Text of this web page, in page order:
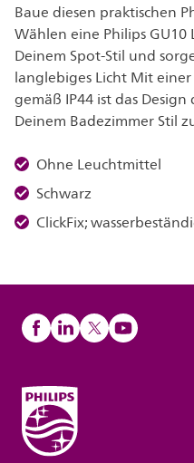
Baue diesen praktischen
Wählen eine Philips GU10
Deinem Spot-Stil und
langlebiges Licht Mit
gemäß IP44 ist das
Deinem Badezimmer Stil
Ohne Leuchtmittel
Schwarz
ClickFix;